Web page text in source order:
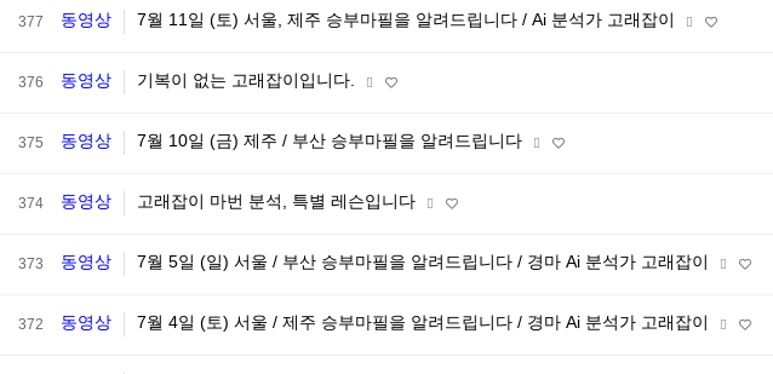
377 동영상 7월 11일 (토) 서울, 제주 승부마필을 알려드립니다 / Ai 분석가 고래잡이
376 동영상 기복이 없는 고래잡이입니다.
375 동영상 7월 10일 (금) 제주 / 부산 승부마필을 알려드립니다
374 동영상 고래잡이 마번 분석, 특별 레슨입니다
373 동영상 7월 5일 (일) 서울 / 부산 승부마필을 알려드립니다 / 경마 Ai 분석가 고래잡이
372 동영상 7월 4일 (토) 서울 / 제주 승부마필을 알려드립니다 / 경마 Ai 분석가 고래잡이